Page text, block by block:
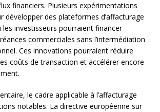
financiers. Plusieurs expérimentations
développer des plateformes d’affacturage
les investisseurs pourraient financer
commerciales sans l’intermédiation
Ces innovations pourraient réduire
coûts de transaction et accélérer encore
le cadre applicable à l’affacturage
notables. La directive européenne sur